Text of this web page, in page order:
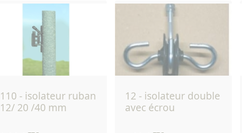
110 - isolateur ruban
12/ 20 /40 mm
12 - isolateur double
avec écrou